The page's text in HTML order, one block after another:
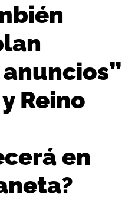
Reino
en